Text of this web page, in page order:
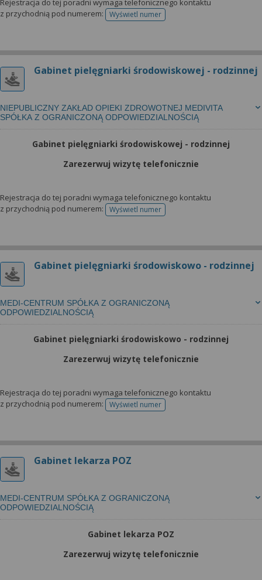
Rejestracja do tej poradni wymaga telefonicznego kontaktu
z przychodnią pod numerem:
Wyświetl numertelefonu do rejestracji
Gabinet pielęgniarki środowiskowej - rodzinnej
NIEPUBLICZNY ZAKŁAD OPIEKI ZDROWOTNEJ MEDIVITA
SPÓŁKA Z OGRANICZONĄ ODPOWIEDZIALNOŚCIĄ
Gabinet pielęgniarki środowiskowej - rodzinnej
Zarezerwuj wizytę telefonicznie
Rejestracja do tej poradni wymaga telefonicznego kontaktu
z przychodnią pod numerem:
Wyświetl numertelefonu do rejestracji
Gabinet pielęgniarki środowiskowo - rodzinnej
MEDI-CENTRUM SPÓŁKA Z OGRANICZONĄ
ODPOWIEDZIALNOŚCIĄ
Gabinet pielęgniarki środowiskowo - rodzinnej
Zarezerwuj wizytę telefonicznie
Rejestracja do tej poradni wymaga telefonicznego kontaktu
z przychodnią pod numerem:
Wyświetl numertelefonu do rejestracji
Gabinet lekarza POZ
MEDI-CENTRUM SPÓŁKA Z OGRANICZONĄ
ODPOWIEDZIALNOŚCIĄ
Gabinet lekarza POZ
Zarezerwuj wizytę telefonicznie